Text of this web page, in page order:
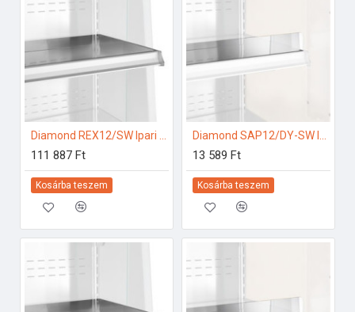
111 887 Ft
Kosárba teszem
13 589 Ft
Kosárba teszem